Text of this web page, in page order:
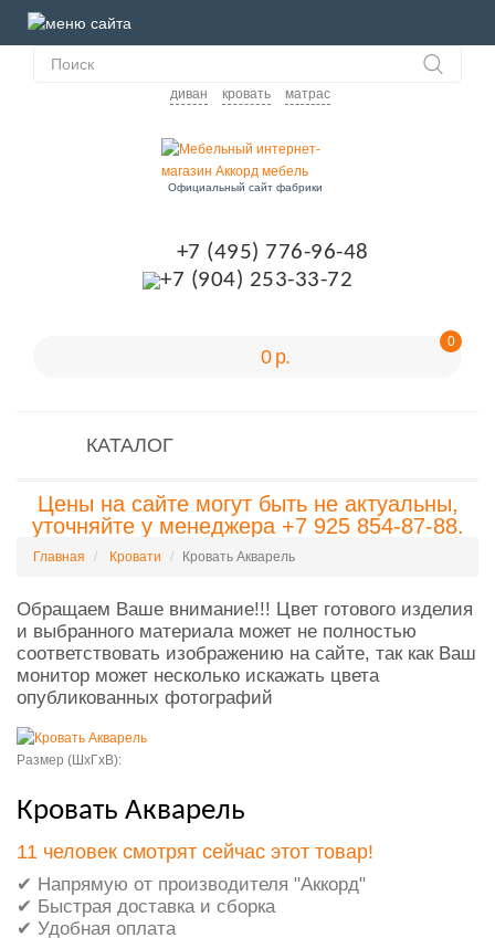
Официальный сайт фабрики
диван кровать матрас
+7 (495) 776-96-48
+7 (904) 253-33-72
0
0 р.
КАТАЛОГ
Цены на сайте могут быть не актуальны,
уточняйте у менеджера +7 925 854-87-88.
Главная Кровати Кровать Акварель
Обращаем Ваше внимание!!! Цвет готового изделия
и выбранного материала может не полностью
соответствовать изображению на сайте, так как Ваш
монитор может несколько искажать цвета
опубликованных фотографий
Размер (ШxГxВ):
Кровать Акварель
11 человек смотрят сейчас этот товар!
✔ Напрямую от производителя "Аккорд"
✔ Быстрая доставка и сборка
✔ Удобная оплата